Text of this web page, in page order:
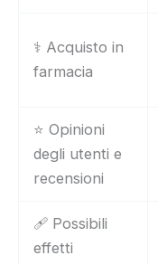
⚕️ Acquisto in
farmacia
⭐ Opinioni
degli utenti e
recensioni
🩹 Possibili
effetti